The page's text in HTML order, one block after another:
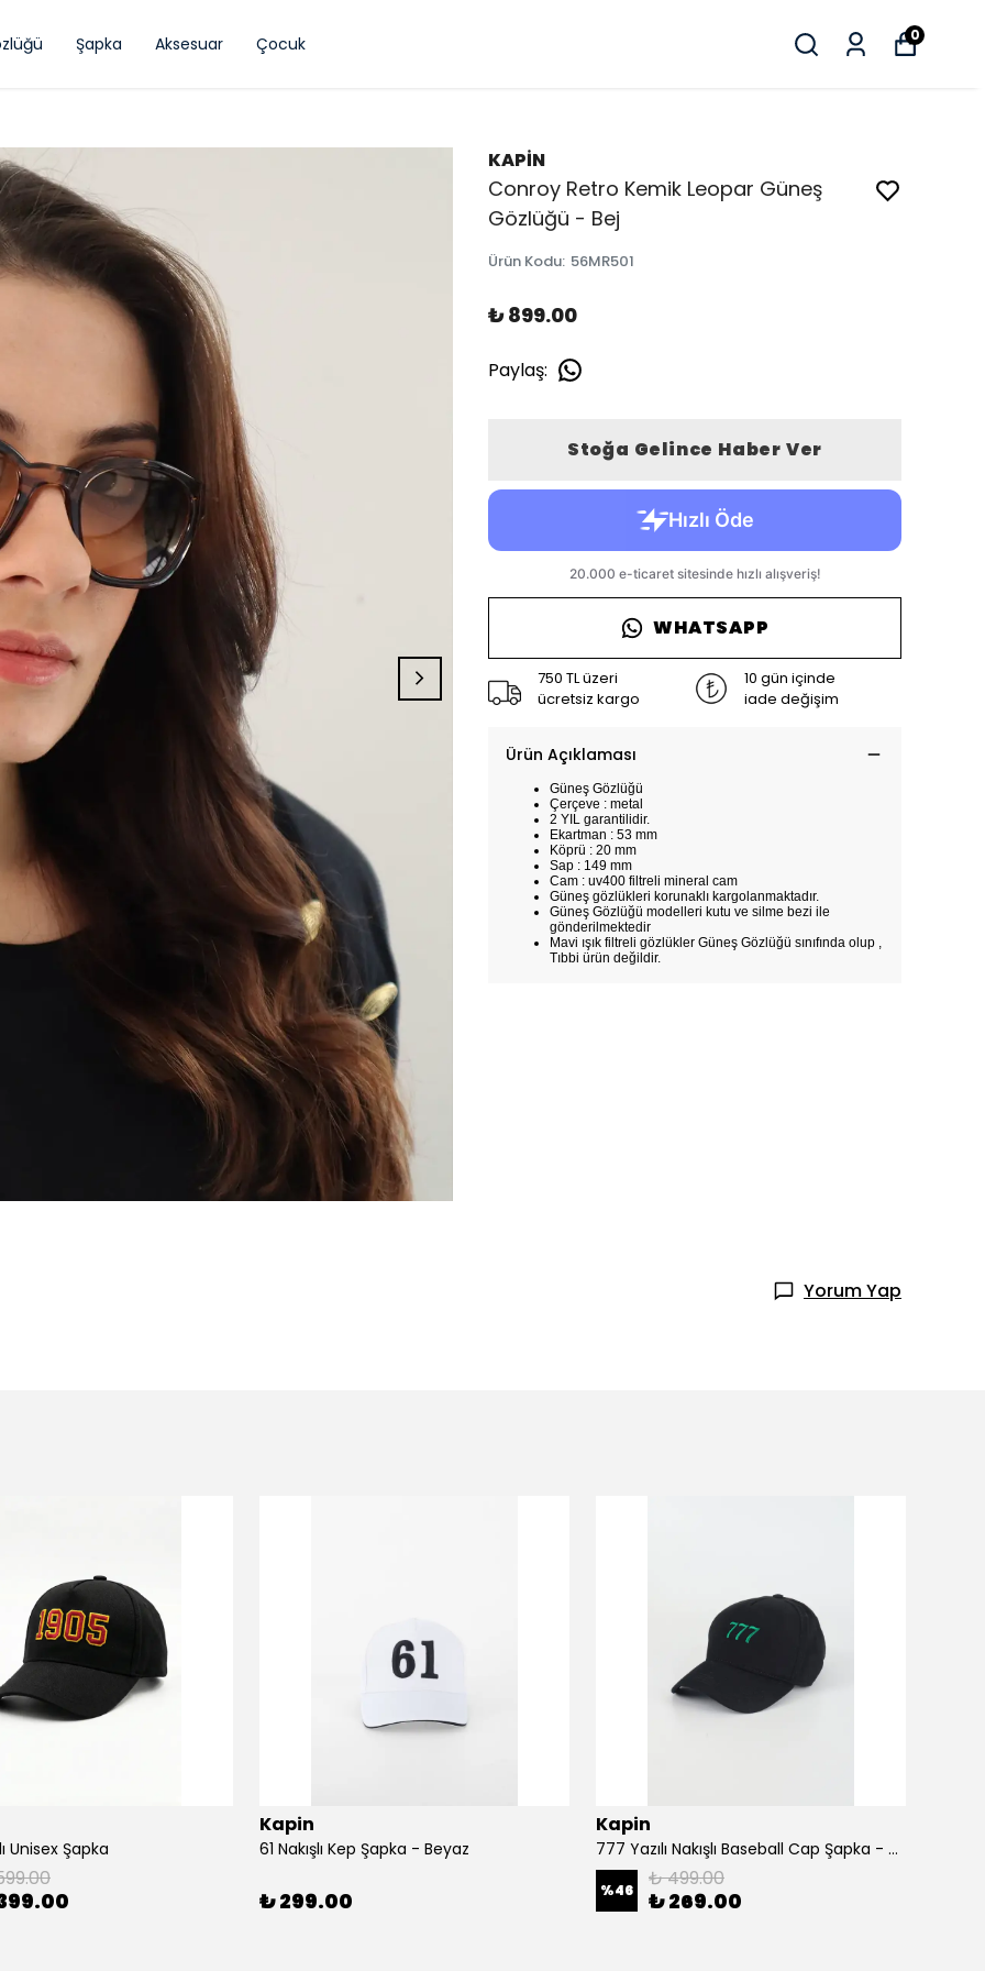
Şapka Aksesuar Çocuk 0
KAPİN
Conroy Retro Kemik Leopar Güneş
Gözlüğü - Bej
Ürün Kodu: 56MR501
₺ 899.00
Paylaş:
Stoğa Gelince Haber Ver
WHATSAPP
750 TL üzeri
ücretsiz kargo
10 gün içinde
iade değişim
Ürün Açıklaması
Güneş Gözlüğü
Çerçeve : metal
2 YIL garantilidir.
Ekartman : 53 mm
Köprü : 20 mm
Sap : 149 mm
Cam : uv400 filtreli mineral cam
Güneş gözlükleri korunaklı kargolanmaktadır.
Güneş Gözlüğü modelleri kutu ve silme bezi ile
gönderilmektedir
Mavi ışık filtreli gözlükler Güneş Gözlüğü sınıfında olup ,
Tıbbi ürün değildir.
Yorum Yap
Unisex Şapka
Kapin
61 Nakışlı Kep Şapka - Beyaz
₺ 299.00
Kapin
777 Yazılı Nakışlı Baseball Cap Şapka - Siyah
%46 ₺ 499.00
₺ 269.00